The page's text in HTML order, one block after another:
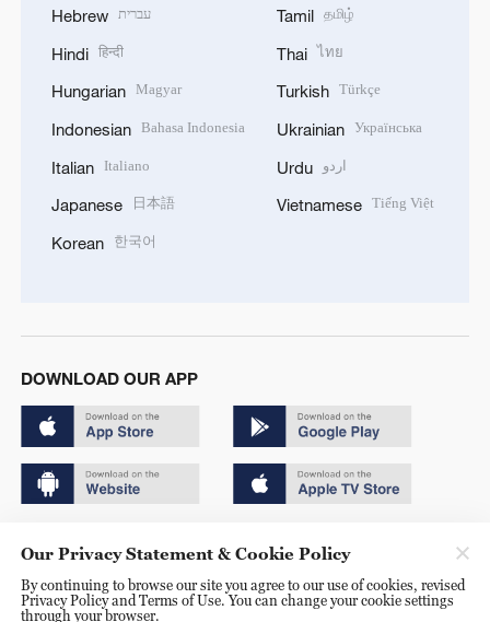
Hebrew עברית
Hindi हिन्दी
Hungarian Magyar
Indonesian Bahasa Indonesia
Italian Italiano
Japanese 日本語
Korean 한국어
Tamil தமிழ்
Thai ไทย
Turkish Türkçe
Ukrainian Українська
Urdu اردو
Vietnamese Tiếng Việt
DOWNLOAD OUR APP
京ICP备20000184号
京公网安备 11010502050052号
Our Privacy Statement & Cookie Policy
By continuing to browse our site you agree to our use of cookies, revised
Privacy Policy and Terms of Use. You can change your cookie settings
through your browser.